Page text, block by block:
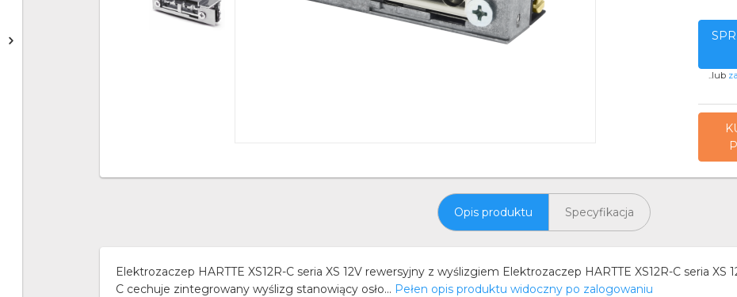
..lub
Opis produktu Specyfikacja
Elektrozaczep HARTTE XS12R-C seria XS 12V rewersyjny z wyślizgiem Elektrozaczep HARTTE XS12R-C seria
C cechuje zintegrowany wyślizg stanowiący osło... Pełen opis produktu widoczny po zalogowaniu